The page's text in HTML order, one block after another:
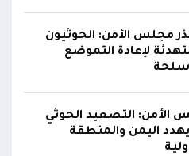
مجلس الأمن: الحوثيون
لإعادة التموضع
الأمن: التصعيد الحوثي
يهدد اليمن والمنطقة